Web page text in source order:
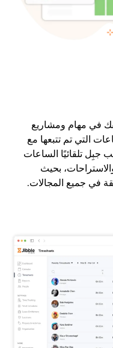
في مهام ومشاريع
التي تم تتبعها مع
تلقائيًا الساعات
بحيث
في جميع المجالات.